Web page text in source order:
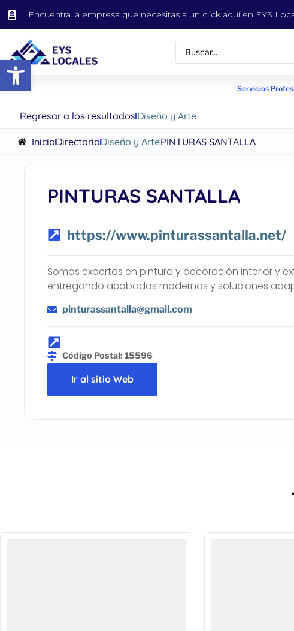
Abrir barra de herramientas
Encuentra la empresa que necesitas a un click aquí en EYS
Servicios
Regresar a los resultadosDiseño y Arte
InicioDirectorioDiseño y ArtePINTURAS SANTALLA
PINTURAS SANTALLA
https://www.pinturassantalla.net/
Somos expertos en pintura y decoración interior y
entregando acabados modernos y soluciones
pinturassantalla@gmail.com
Código Postal: 15596
Ir al sitio Web